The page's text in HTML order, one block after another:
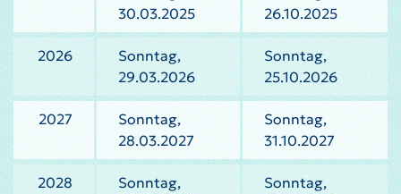
30.03.2025
26.10.2025
2026
Sonntag,
29.03.2026
Sonntag,
25.10.2026
2027
Sonntag,
28.03.2027
Sonntag,
31.10.2027
2028
Sonntag,
Sonntag,